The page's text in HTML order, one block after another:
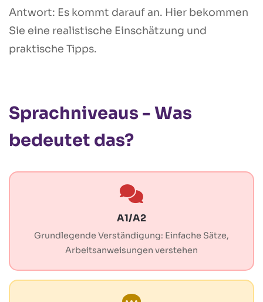
Antwort: Es kommt darauf an. Hier bekommen
Sie eine realistische Einschätzung und
praktische Tipps.
Sprachniveaus - Was
bedeutet das?
A1/A2
Grundlegende Verständigung: Einfache Sätze,
Arbeitsanweisungen verstehen